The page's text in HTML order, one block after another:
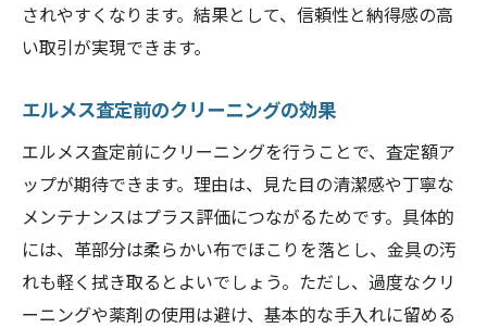
されやすくなります。結果として、信頼性と納得感の高
い取引が実現できます。
エルメス査定前のクリーニングの効果
エルメス査定前にクリーニングを行うことで、査定額ア
ップが期待できます。理由は、見た目の清潔感や丁寧な
メンテナンスはプラス評価につながるためです。具体的
には、革部分は柔らかい布でほこりを落とし、金具の汚
れも軽く拭き取るとよいでしょう。ただし、過度なクリ
ーニングや薬剤の使用は避け、基本的な手入れに留める